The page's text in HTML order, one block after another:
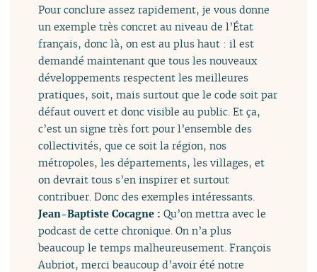
Pour conclure assez rapidement, je vous donne
un exemple très concret au niveau de l’État
français, donc là, on est au plus haut : il est
demandé maintenant que tous les nouveaux
développements respectent les meilleures
pratiques, soit, mais surtout que le code soit par
défaut ouvert et donc visible au public. Et ça,
c’est un signe très fort pour l’ensemble des
collectivités, que ce soit la région, nos
métropoles, les départements, les villages, et
on devrait tous s’en inspirer et surtout
contribuer. Donc des exemples intéressants.
Jean-Baptiste Cocagne :Qu’on mettra avec le
podcast de cette chronique. On n’a plus
beaucoup le temps malheureusement. François
Aubriot, merci beaucoup d’avoir été notre